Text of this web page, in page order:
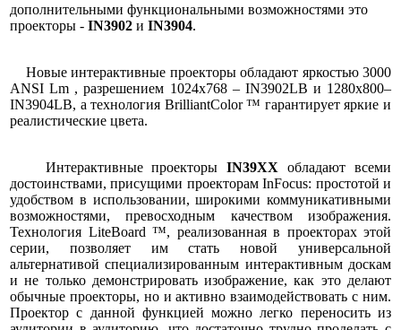
дополнительными функциональными возможностями это
проекторы - IN3902 и IN3904.
Новые интерактивные проекторы обладают яркостью 3000
ANSI Lm , разрешением 1024x768 – IN3902LB и 1280x800–
IN3904LB, а технология BrilliantColor ™ гарантирует яркие и
реалистические цвета.
Интерактивные проекторыIN39ХХобладают всеми
достоинствами, присущими проекторам InFocus: простотой и
удобством в использовании, широкими коммуникативными
возможностями, превосходным качеством изображения.
Технология LiteBoard ™, реализованная в проекторах этой
серии, позволяет им стать новой универсальной
альтернативой специализированным интерактивным доскам
и не только демонстрировать изображение, как это делают
обычные проекторы, но и активно взаимодействовать с ним.
Проектор с данной функцией можно легко переносить из